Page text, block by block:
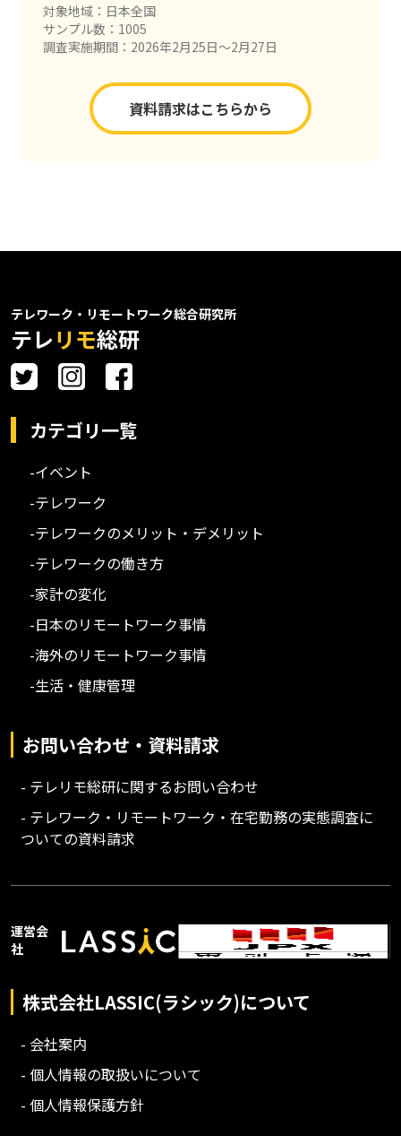
対象地域：日本全国
サンプル数：1005
調査実施期間：2026年2月25日〜2月27日
資料請求はこちらから
テレワーク・リモートワーク総合研究所
テレリモ総研
カテゴリ一覧
-イベント
-テレワーク
-テレワークのメリット・デメリット
-テレワークの働き方
-家計の変化
-日本のリモートワーク事情
-海外のリモートワーク事情
-生活・健康管理
お問い合わせ・資料請求
- テレリモ総研に関するお問い合わせ
- テレワーク・リモートワーク・在宅勤務の実態調査に
ついての資料請求
運営会
社
株式会社LASSIC(ラシック)について
- 会社案内
- 個人情報の取扱いについて
- 個人情報保護方針